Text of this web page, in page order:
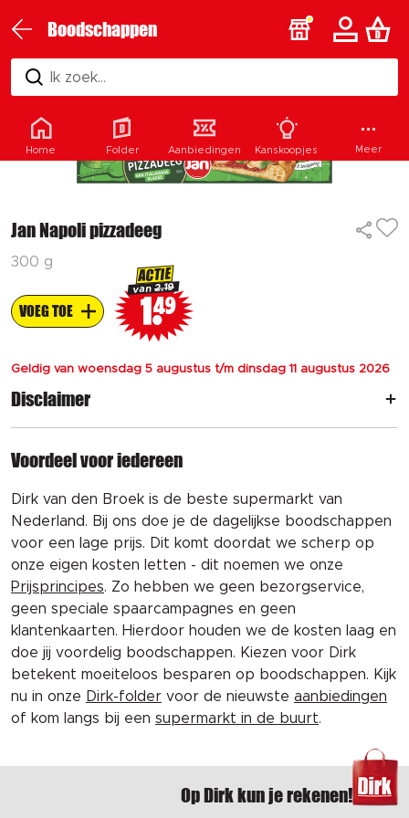
Boodschappen
Ik zoek...
Jan Napoli pizzadeeg
300 g
VOEG TOE
ACTIE
van2.19
1 49
Geldig van woensdag 5 augustus t/m dinsdag 11 augustus 2026
Disclaimer
Voordeel voor iedereen
Dirk van den Broek is de beste supermarkt van
Nederland. Bij ons doe je de dagelijkse boodschappen
voor een lage prijs. Dit komt doordat we scherp op
onze eigen kosten letten - dit noemen we onze
Prijsprincipes. Zo hebben we geen bezorgservice,
geen speciale spaarcampagnes en geen
klantenkaarten. Hierdoor houden we de kosten laag en
doe jij voordelig boodschappen. Kiezen voor Dirk
betekent moeiteloos besparen op boodschappen. Kijk
nu in onze Dirk-folder voor de nieuwste aanbiedingen
of kom langs bij een supermarkt in de buurt.
Op Dirk kun je rekenen!
Home Folder Aanbiedingen Kanskoopjes Meer